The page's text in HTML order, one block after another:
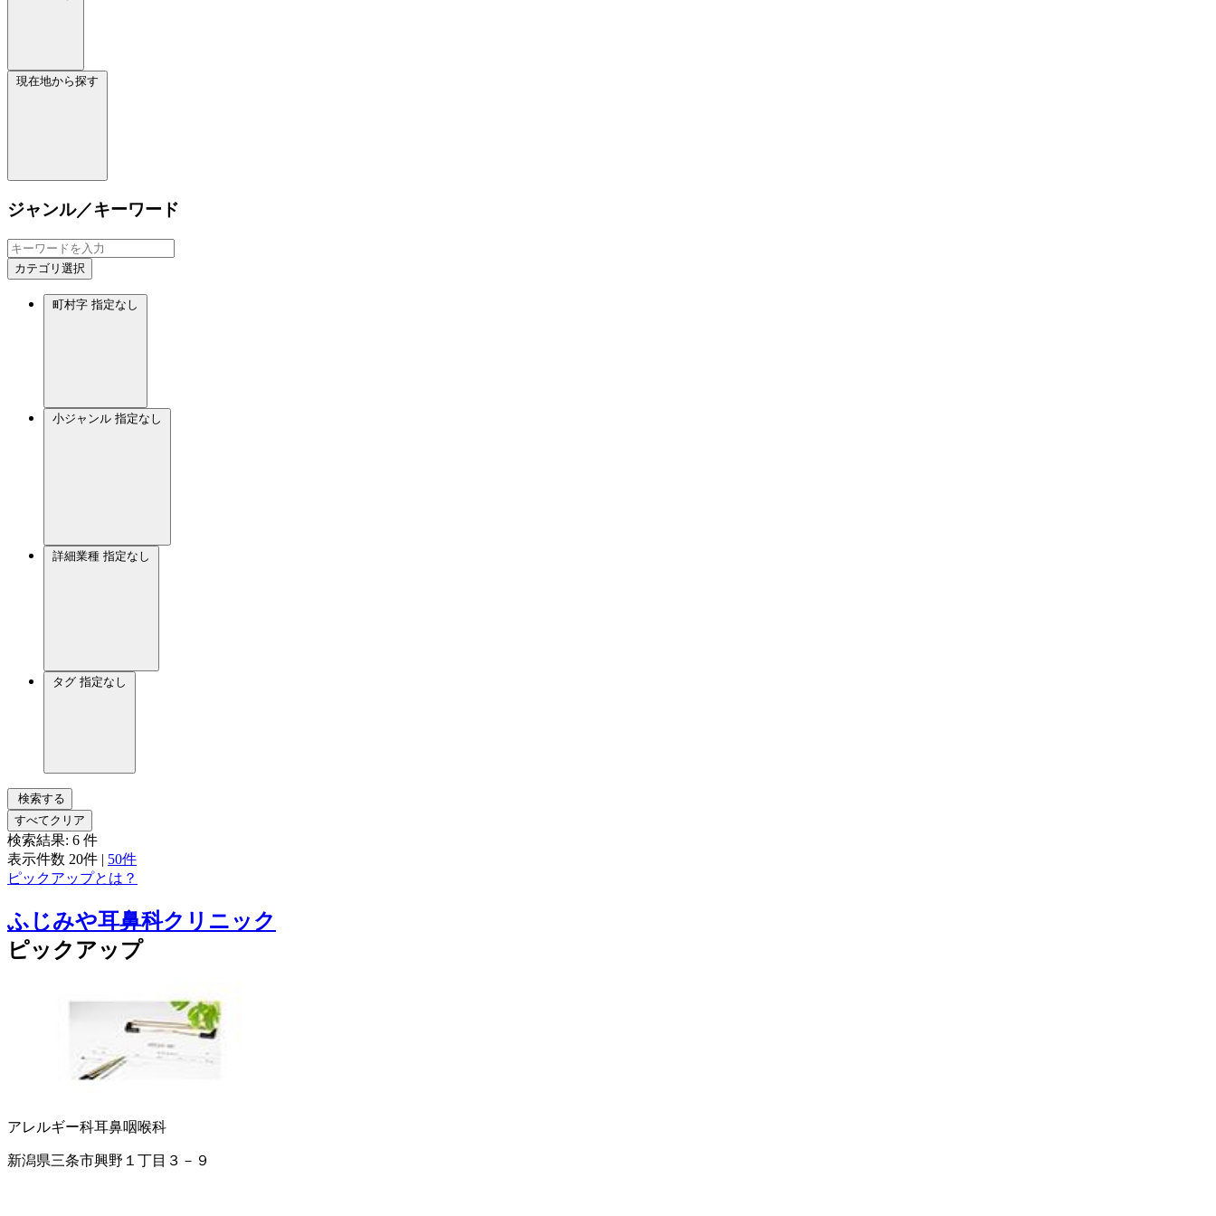
現在地から探す
ジャンル／キーワード
カテゴリ選択
町村字 指定なし
小ジャンル 指定なし
詳細業種 指定なし
タグ 指定なし
検索する
すべてクリア
検索結果: 6 件
表示件数 20件 | 50件
ピックアップとは？
ふじみや耳鼻科クリニック
ピックアップ
アレルギー科耳鼻咽喉科
新潟県三条市興野１丁目３－９